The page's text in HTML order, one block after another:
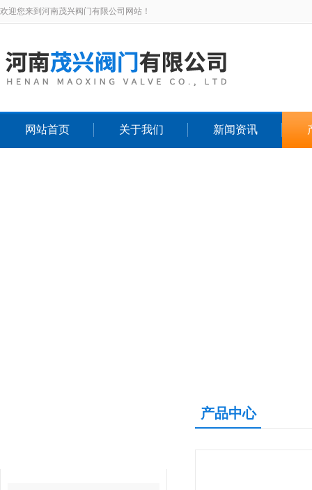
欢迎您来到河南茂兴阀门有限公司网站！
网站首页 关于我们 新闻资讯
产品中心